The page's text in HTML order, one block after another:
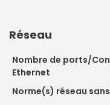
Réseau
Nombre de ports/
Ethernet
Norme(s) réseau